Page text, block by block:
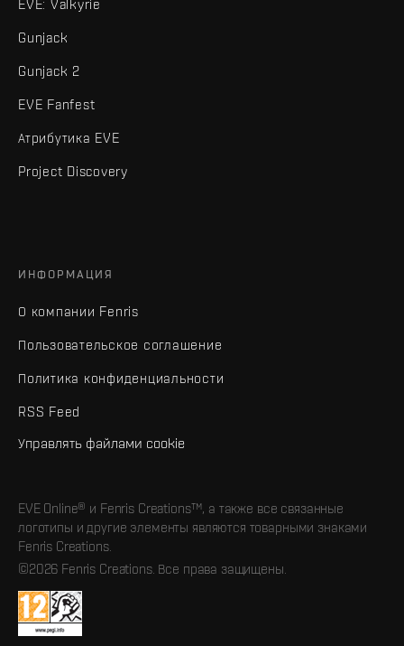
EVE: Valkyrie
Gunjack
Gunjack 2
EVE Fanfest
Атрибутика EVE
Project Discovery
ИНФОРМАЦИЯ
О компании Fenris
Пользовательское соглашение
Политика конфиденциальности
RSS Feed
Управлять файлами cookie
EVE Online® и Fenris Creations™, а также все связанные
логотипы и другие элементы являются товарными знаками
Fenris Creations.
©2026 Fenris Creations. Все права защищены.